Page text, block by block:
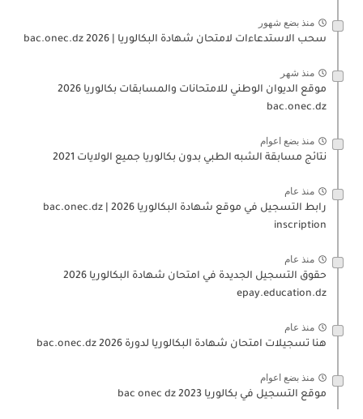
منذ بضع شهور
سحب الاستدعاءات لامتحان شهادة البكالوريا | 2026 bac.onec.dz
منذ شهر
موقع الديوان الوطني للامتحانات والمسابقات بكالوريا 2026
bac.onec.dz
منذ بضع اعوام
نتائج مسابقة الشبه الطبي بدون بكالوريا جميع الولايات 2021
منذ عام
رابط التسجيل في موقع شهادة البكالوريا 2026 | bac.onec.dz
inscription
منذ عام
حقوق التسجيل الجديدة في امتحان شهادة البكالوريا 2026
epay.education.dz
منذ عام
هنا تسجيلات امتحان شهادة البكالوريا لدورة 2026 bac.onec.dz
منذ بضع اعوام
موقع التسجيل في بكالوريا 2023 bac onec dz